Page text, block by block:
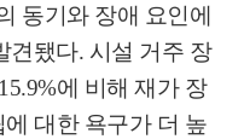
동기와 장애 요인에
견됐다. 시설 거주 장
15.9%에 비해 재가 장
에 대한 욕구가 더 높